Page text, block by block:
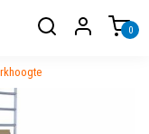
0